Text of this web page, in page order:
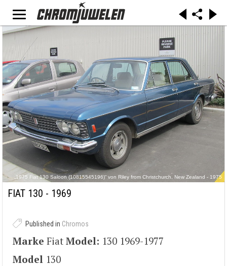
„1975 Fiat 130 Saloon (10815545196)“ von Riley from Christchurch, New Zealand - 1975
Fiat 130 Saloon. Lizenziert unter CC BY 2.0 über Wikimedia Commons -
FIAT 130 - 1969
Published in Chromos
Marke Fiat Model: 130 1969-1977
Model 130